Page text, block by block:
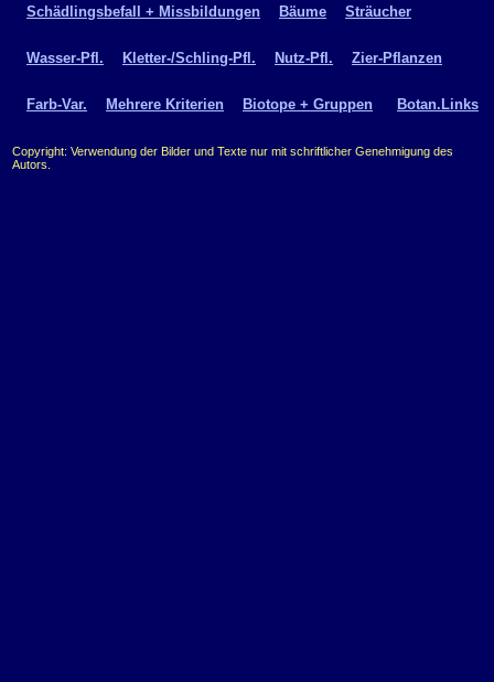
Schädlingsbefall + Missbildungen Bäume Sträucher
Wasser-Pfl. Kletter-/Schling-Pfl. Nutz-Pfl. Zier-Pflanzen
Farb-Var. Mehrere Kriterien Biotope + Gruppen Botan.Links
Copyright: Verwendung der Bilder und Texte nur mit schriftlicher Genehmigung des
Autors.